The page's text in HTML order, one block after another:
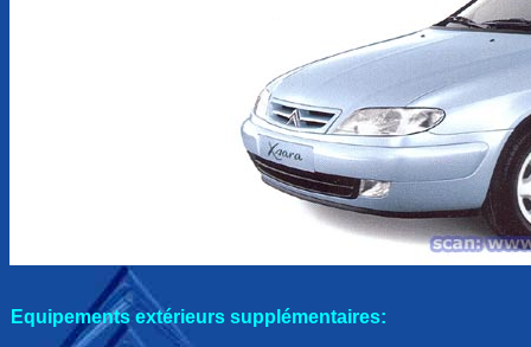
Equipements extérieurs supplémentaires: